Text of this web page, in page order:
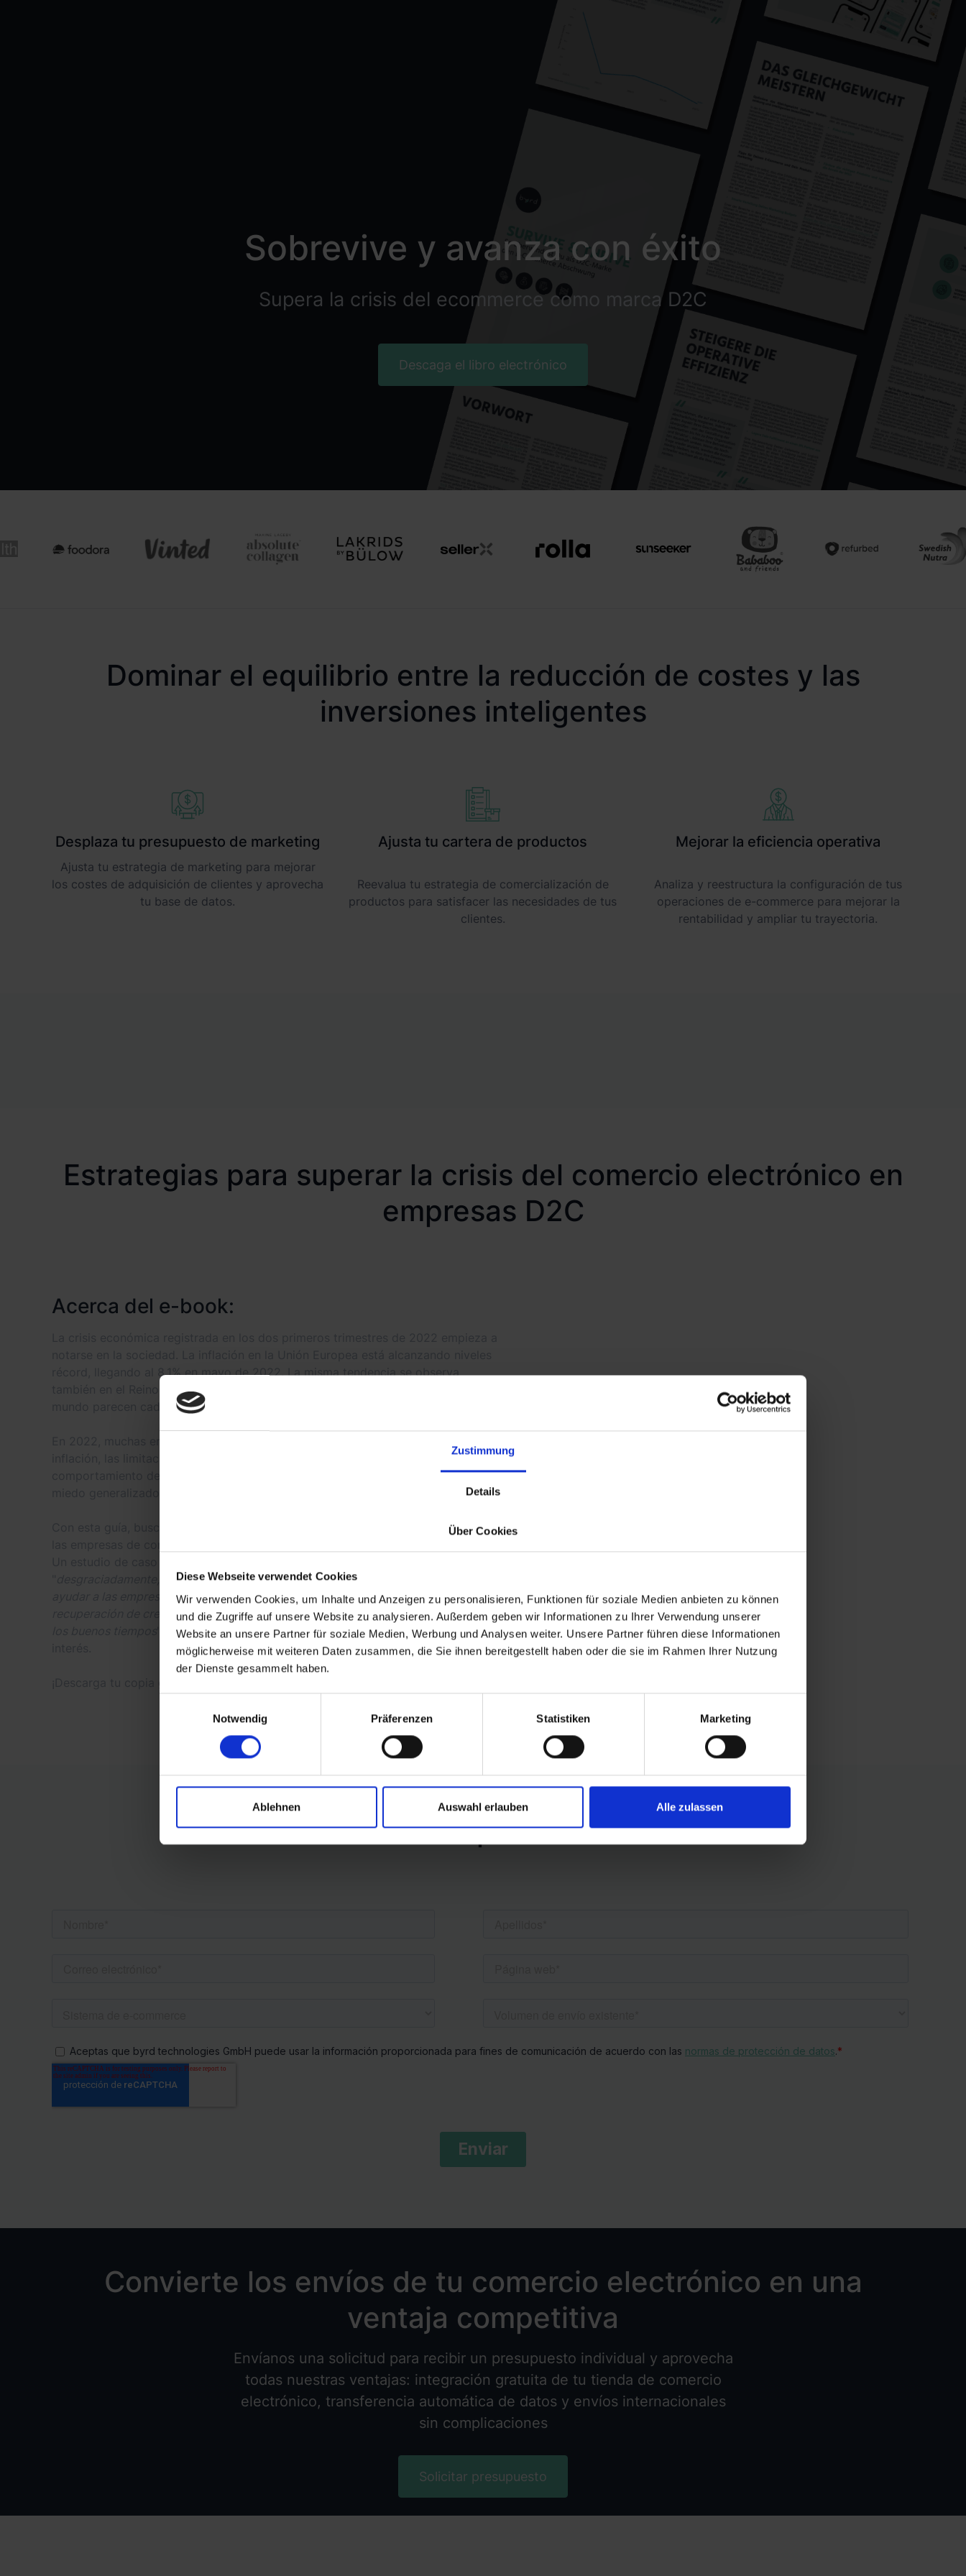
Zustimmung
Details
Über Cookies
Diese Webseite verwendet Cookies
Wir verwenden Cookies, um Inhalte und Anzeigen zu personalisieren, Funktionen für soziale Medien anbieten zu können
und die Zugriffe auf unsere Website zu analysieren. Außerdem geben wir Informationen zu Ihrer Verwendung unserer
Website an unsere Partner für soziale Medien, Werbung und Analysen weiter. Unsere Partner führen diese Informationen
möglicherweise mit weiteren Daten zusammen, die Sie ihnen bereitgestellt haben oder die sie im Rahmen Ihrer Nutzung
der Dienste gesammelt haben.
Notwendig
Präferenzen Statistiken Marketing
Ablehnen Auswahl erlauben Alle zulassen
Sobrevive y avanza con éxito
Supera la crisis del ecommerce como marca D2C
Descaga el libro electrónico
Dominar el equilibrio entre la reducción de costes y las
inversiones inteligentes
Desplaza tu presupuesto de marketing
Ajusta tu estrategia de marketing para mejorar
los costes de adquisición de clientes y aprovecha
tu base de datos.
Ajusta tu cartera de productos
Reevalua tu estrategia de comercialización de
productos para satisfacer las necesidades de tus
clientes.
Mejorar la eficiencia operativa
Analiza y reestructura la configuración de tus
operaciones de e-commerce para mejorar la
rentabilidad y ampliar tu trayectoria.
Estrategias para superar la crisis del comercio electrónico en
empresas D2C
Acerca del e-book:
récord, llegando al 8,1% en mayo de 2022. La misma tendencia se observa
también en el Reino Unido, Estados Unidos y otros países, las entidades en todo el
mundo parecen cada vez más preocupadas por el riesgo de recesión.
comportamiento de sus consumidores, la reducción del poder adquisitivo y el
Con esta guía, buscamos apoyar a las marcas de venta directas al consumidor y a
desgraciadamente, se ha investigado poco sobre las estrategias que pueden
ayudar a las empresas a sobrevivir a una recesión, salir adelante durante una
recuperación de crecimiento lento y estar preparadas para triunfar cuando vuelvan
". Por eso creemos aún más que esta guía puede ser de tu
Obtén una copia del e-book
Convierte los envíos de tu comercio electrónico en una
ventaja competitiva
Envíanos una solicitud para recibir un presupuesto individual y aprovecha
todas nuestras ventajas: integración gratuita de tu tienda de comercio
electrónico, transferencia automática de datos y envíos internacionales
sin complicaciones
Solicitar presupuesto